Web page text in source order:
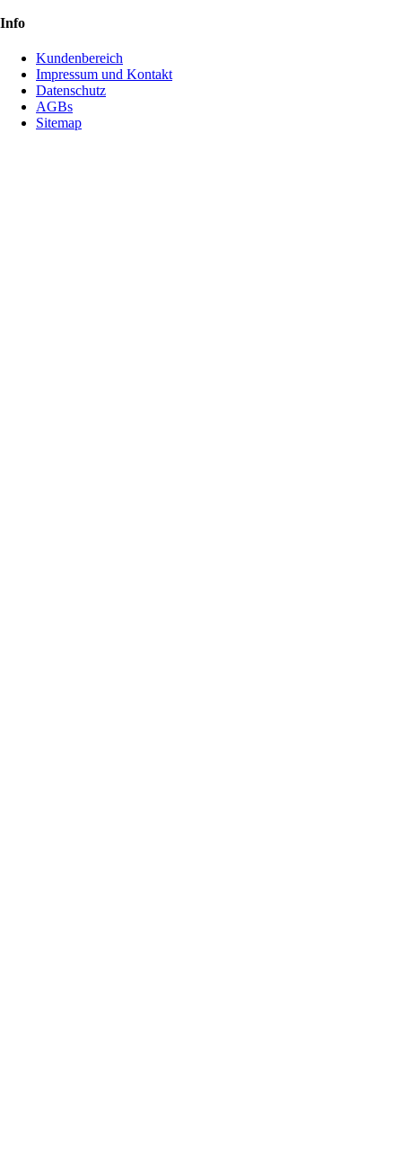
Info
Kundenbereich
Impressum und Kontakt
Datenschutz
AGBs
Sitemap